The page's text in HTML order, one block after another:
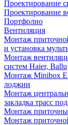
Проектирование
Проектирование
Портфолио
Вентиляция
Монтаж
и установка
Монтаж
систем Haier, Ballu
Монтаж Minibox
лоджии
Монтаж
закладка трасс
Монтаж
Монтаж